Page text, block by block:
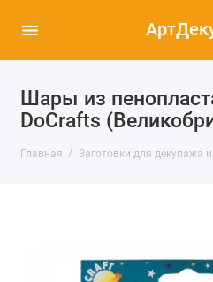
Шары из
DoСrafts
Главная Заготовки для декупажа